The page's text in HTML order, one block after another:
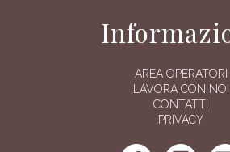
AREA OPERATORI
LAVORA CON NOI
CONTATTI
PRIVACY